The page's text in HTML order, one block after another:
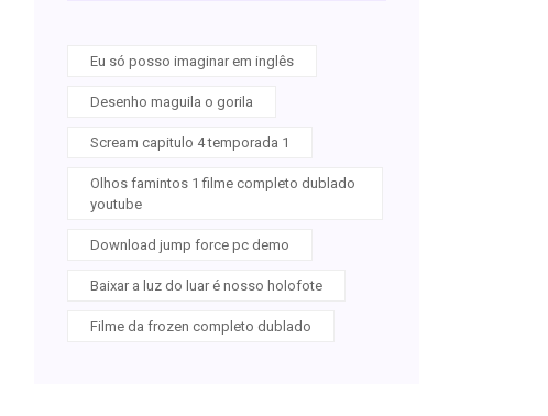
Eu só posso imaginar em inglês
Desenho maguila o gorila
Scream capitulo 4 temporada 1
Olhos famintos 1 filme completo dublado
youtube
Download jump force pc demo
Baixar a luz do luar é nosso holofote
Filme da frozen completo dublado